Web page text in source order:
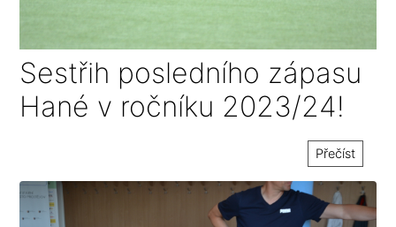
Sestřih posledního zápasu
Hané v ročníku 2023/24!
Přečíst